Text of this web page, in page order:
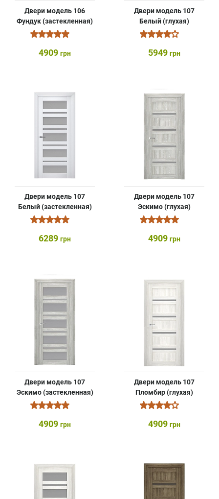
Двери модель 106
Фундук (застекленная)
4909 грн
Двери модель 107
Белый (глухая)
5949 грн
Двери модель 107
Белый (застекленная)
6289 грн
Двери модель 107
Эскимо (глухая)
4909 грн
Двери модель 107
Эскимо (застекленная)
4909 грн
Двери модель 107
Пломбир (глухая)
4909 грн